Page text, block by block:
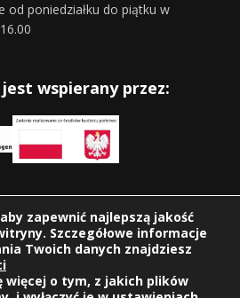
od poniedziałku do piątku w
wspierany przez:
również na:
zapewnić najlepszą jakość
Szczegółowe informacje
Twoich danych znajdziesz
więcej o tym, z jakich plików